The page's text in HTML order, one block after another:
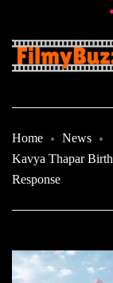
Home
News
Kavya Thapar
Response